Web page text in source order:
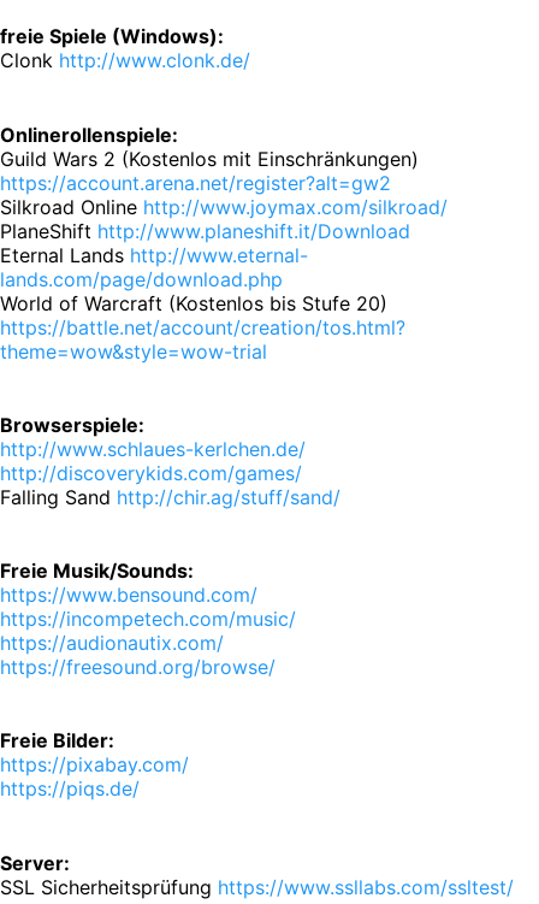
freie Spiele (Windows):
Clonk http://www.clonk.de/
Onlinerollenspiele:
Guild Wars 2 (Kostenlos mit Einschränkungen)
https://account.arena.net/register?alt=gw2
Silkroad Online http://www.joymax.com/silkroad/
PlaneShift http://www.planeshift.it/Download
Eternal Lands http://www.eternal-
lands.com/page/download.php
World of Warcraft (Kostenlos bis Stufe 20)
https://battle.net/account/creation/tos.html?
theme=wow&style=wow-trial
Browserspiele:
http://www.schlaues-kerlchen.de/
http://discoverykids.com/games/
Falling Sand http://chir.ag/stuff/sand/
Freie Musik/Sounds:
https://www.bensound.com/
https://incompetech.com/music/
https://audionautix.com/
https://freesound.org/browse/
Freie Bilder:
https://pixabay.com/
https://piqs.de/
Server:
SSL Sicherheitsprüfung https://www.ssllabs.com/ssltest/